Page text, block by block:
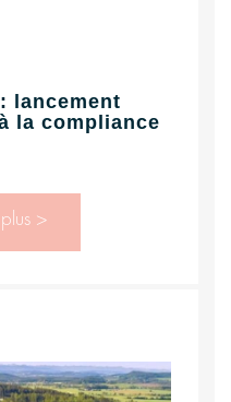
lancement
la compliance
>